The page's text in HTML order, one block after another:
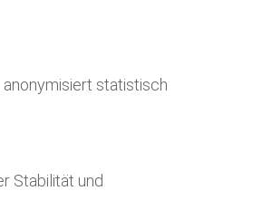
statistisch
Stabilität und